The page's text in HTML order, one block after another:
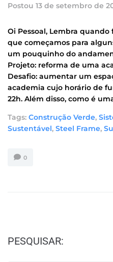
Postou 13 de setembro de
Oi Pessoal, Lembra
que começamos para
um pouquinho do
Projeto: reforma de uma
Desafio: aumentar um
academia cujo horário de
22h. Além disso, como é
Tags: Construção Verde,
Sustentável, Steel Frame,
0
PESQUISAR: